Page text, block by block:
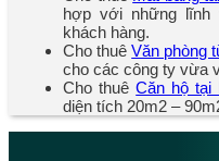
hợp với những lĩnh
khách hàng.
Cho thuêVăn phòng
cho các công ty vừa
Cho thuêCăn hộ tại
diện tích 20m2 –